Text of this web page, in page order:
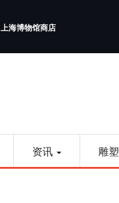
上海博物馆商店
资讯 雕塑